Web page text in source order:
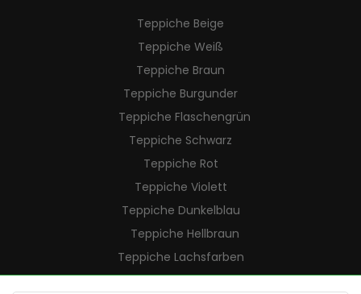
Teppiche Beige
Teppiche Weiß
Teppiche Braun
Teppiche Burgunder
Teppiche Flaschengrün
Teppiche Schwarz
Teppiche Rot
Teppiche Violett
Teppiche Dunkelblau
Teppiche Hellbraun
Teppiche Lachsfarben
Teppiche Cremefarben